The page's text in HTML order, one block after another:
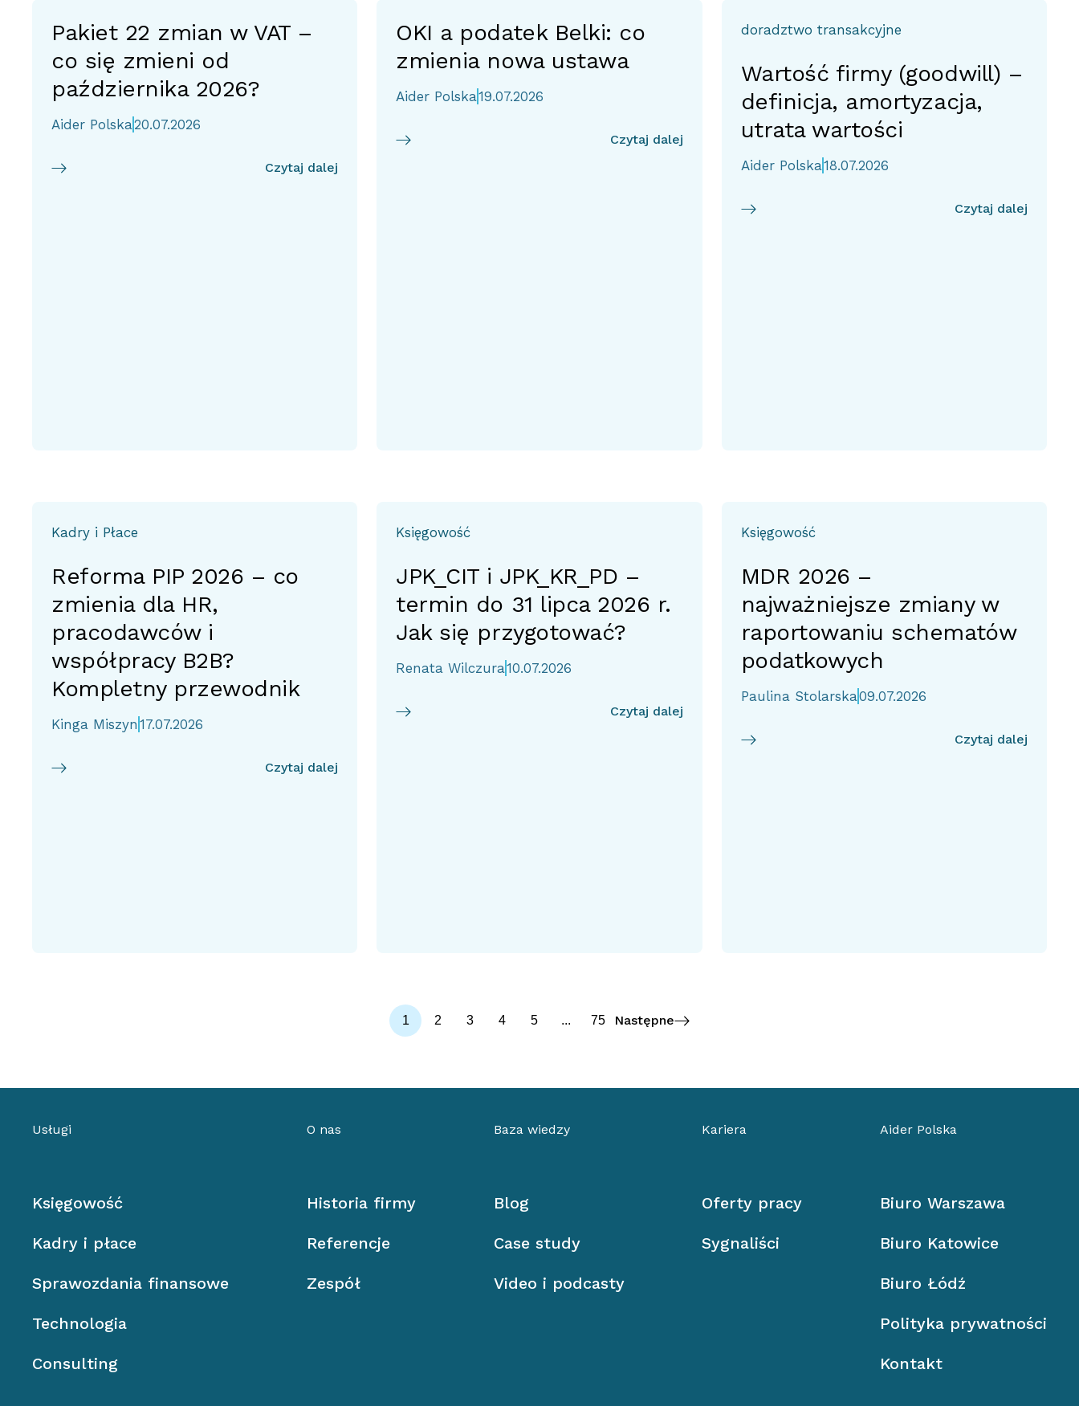
Pakiet 22 zmian w VAT –
co się zmieni od
października 2026?
Aider Polska20.07.2026
Czytaj dalej
OKI a podatek Belki: co
zmienia nowa ustawa
Aider Polska19.07.2026
Czytaj dalej
doradztwo transakcyjne
Wartość firmy (goodwill) –
definicja, amortyzacja,
utrata wartości
Aider Polska18.07.2026
Czytaj dalej
Kadry i Płace
Reforma PIP 2026 – co
zmienia dla HR,
pracodawców i
współpracy B2B?
Kompletny przewodnik
Kinga Miszyn 17.07.2026
Czytaj dalej
Księgowość
JPK_CIT i JPK_KR_PD –
termin do 31 lipca 2026 r.
Jak się przygotować?
Renata Wilczura10.07.2026
Czytaj dalej
Księgowość
MDR 2026 –
najważniejsze zmiany w
raportowaniu schematów
podatkowych
Paulina Stolarska09.07.2026
Czytaj dalej
1 2 3 4 5 ... 75 Następne
Usługi
Księgowość
Kadry i płace
Sprawozdania finansowe
Technologia
Consulting
O nas
Historia firmy
Referencje
Zespół
Baza wiedzy
Blog
Case study
Video i podcasty
Kariera
Oferty pracy
Sygnaliści
Aider Polska
Biuro Warszawa
Biuro Katowice
Biuro Łódź
Polityka prywatności
Kontakt